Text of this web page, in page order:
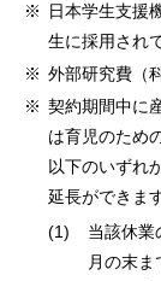
※
日本学生支援
生に採用され
※ 外部研究費（
※ 契約期間中に
は育児のため
以下のいずれ
延長ができます
(1)
当該休業
月の末ま